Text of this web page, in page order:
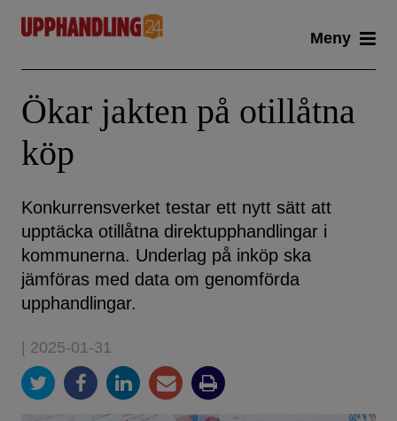
content
Meny
Ökar jakten på otillåtna
köp
Konkurrensverket testar ett nytt sätt att
upptäcka otillåtna direktupphandlingar i
kommunerna. Underlag på inköp ska
jämföras med data om genomförda
upphandlingar.
| 2025-01-31